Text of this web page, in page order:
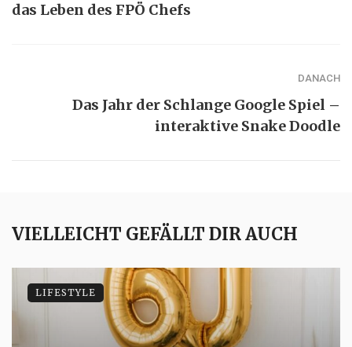
das Leben des FPÖ Chefs
DANACH
Das Jahr der Schlange Google Spiel –
interaktive Snake Doodle
VIELLEICHT GEFÄLLT DIR AUCH
LIFESTYLE